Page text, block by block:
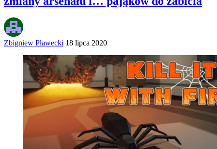
Zbigniew Pławecki 18 lipca 2020